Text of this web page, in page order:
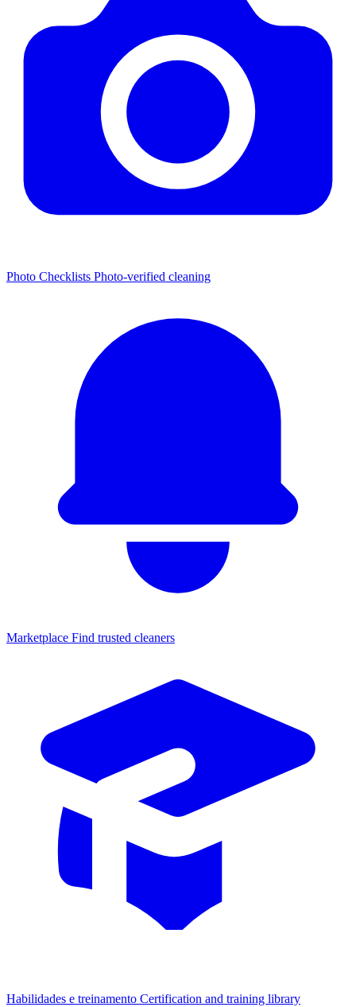
Photo Checklists Photo-verified cleaning
Marketplace Find trusted cleaners
Habilidades e treinamento Certification and training library